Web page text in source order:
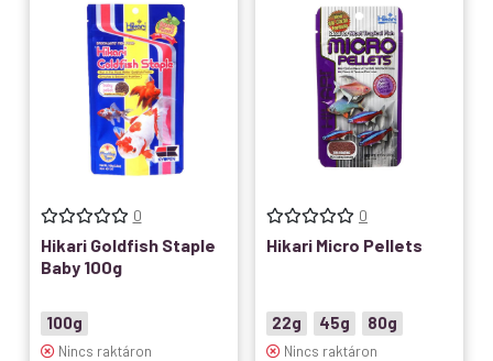
0
Hikari Goldfish Staple
Baby 100g
100g
Nincs raktáron
0
Hikari Micro Pellets
22g 45g 80g
Nincs raktáron